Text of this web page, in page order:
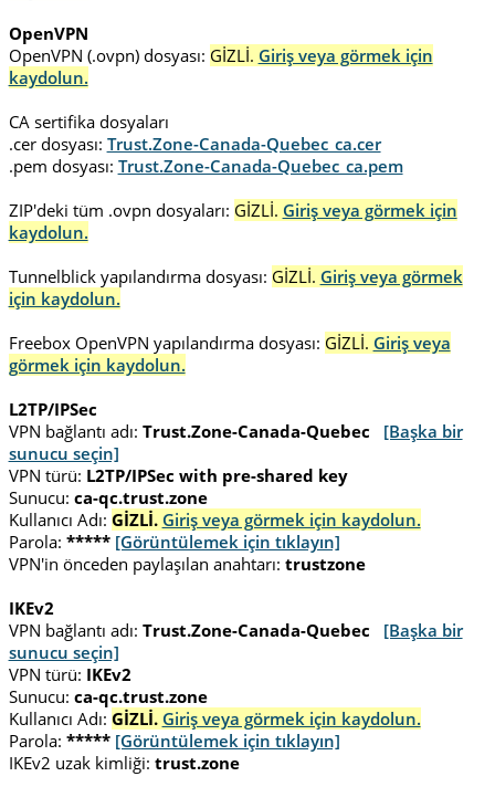
OpenVPN
OpenVPN (.ovpn) dosyası: GİZLİ. Giriş veya görmek için
kaydolun.
CA sertifika dosyaları
.cer dosyası: Trust.Zone-Canada-Quebec_ca.cer
.pem dosyası: Trust.Zone-Canada-Quebec_ca.pem
ZIP'deki tüm .ovpn dosyaları: GİZLİ. Giriş veya görmek için
kaydolun.
Tunnelblick yapılandırma dosyası: GİZLİ. Giriş veya görmek
için kaydolun.
Freebox OpenVPN yapılandırma dosyası: GİZLİ. Giriş veya
görmek için kaydolun.
L2TP/IPSec
VPN bağlantı adı: Trust.Zone-Canada-Quebec
[Başka bir
sunucu seçin]
VPN türü: L2TP/IPSec with pre-shared key
Sunucu: ca-qc.trust.zone
Kullanıcı Adı: GİZLİ. Giriş veya görmek için kaydolun.
Parola: ***** [Görüntülemek için tıklayın]
VPN'in önceden paylaşılan anahtarı: trustzone
IKEv2
VPN bağlantı adı: Trust.Zone-Canada-Quebec
[Başka bir
sunucu seçin]
VPN türü: IKEv2
Sunucu: ca-qc.trust.zone
Kullanıcı Adı: GİZLİ. Giriş veya görmek için kaydolun.
Parola: ***** [Görüntülemek için tıklayın]
IKEv2 uzak kimliği: trust.zone